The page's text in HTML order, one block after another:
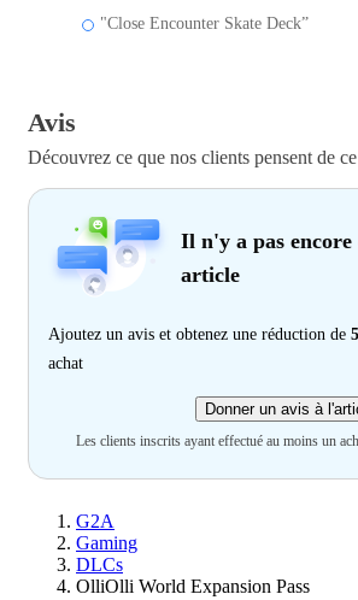
"Close Encounter Skate Deck”
Avis
Découvrez ce que nos clients pensent de
Il n'y a pas
article
Ajoutez un avis et obtenez une réduction de
achat
Donner un avis à
Les clients inscrits ayant effectué au moins un
G2A
Gaming
DLCs
OlliOlli World Expansion Pass